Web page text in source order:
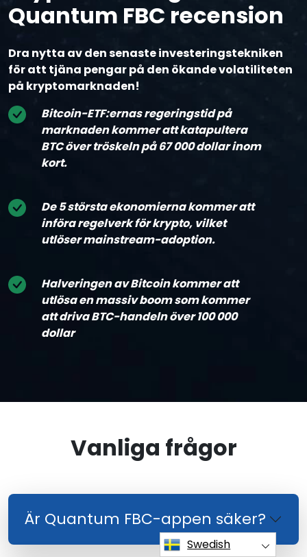
Quantum FBC recension
Dra nytta av den senaste investeringstekniken
för att tjäna pengar på den ökande volatiliteten
på kryptomarknaden!
Bitcoin-ETF:ernas regeringstid på
marknaden kommer att katapultera
BTC över tröskeln på 67 000 dollar inom
kort.
De 5 största ekonomierna kommer att
införa regelverk för krypto, vilket
utlöser mainstream-adoption.
Halveringen av Bitcoin kommer att
utlösa en massiv boom som kommer
att driva BTC-handeln över 100 000
dollar
Vanliga frågor
Är Quantum FBC-appen säker?
Swedish